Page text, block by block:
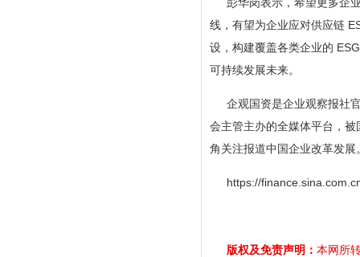
线，有望为企业应对供应链
设，构建覆盖各类企业的
可持续发展未来。
企观国资是企业观察报社
会主管主办的全媒体平台，
角关注报道中国企业改革发展
https://
版权及免责声明： 本网所